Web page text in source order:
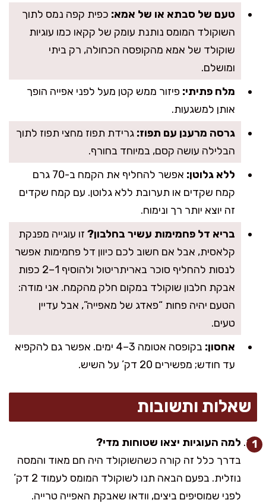
טעם של סבתא או של אמא: כפית קפה נמס לתוך
השוקולד המומס נותנת עומק של קקאו כמו עוגיות
שוקולד של אמא מהקופסה הכחולה, רק ביתי
ומושלם.
מלח פתיתי: פיזור ממש קטן מעל לפני אפייה הופך
אותן למשגעות.
גרסה מרענן עם תפוז: גרידת תפוז מחצי תפוז לתוך
הבלילה עושה קסם, במיוחד בחורף.
ללא גלוטן:
אפשר להחליף את הקמח ב-70 גרם
קמח שקדים או תערובת ללא גלוטן. עם קמח שקדים
זה יוצא יותר רך ונימוח.
בריא דל פחמימות עשיר בחלבון? זו עוגייה מפנקת
קלאסית, אבל אם חשוב לכם כיוון דל פחמימות אפשר
לנסות להחליף סוכר באריתריטול ולהוסיף 1–2 כפות
אבקת חלבון שוקולד במקום חלק מהקמח. אני מודה:
הטעם יהיה פחות “פאדג של מאפייה”, אבל עדיין
טעים.
אחסון:
בקופסה אטומה 3–4 ימים. אפשר גם להקפיא
עד חודש; מפשירים 20 דק’ על השיש.
שאלות ותשובות
למה העוגיות יצאו שטוחות מדי?
בדרך כלל זה קורה כשהשוקולד היה חם מאוד והמסה
נוזלית. בפעם הבאה תנו לשוקולד המומס לעמוד 2 דק’
לפני שמוסיפים ביצים, וודאו שאבקת האפייה טרייה.